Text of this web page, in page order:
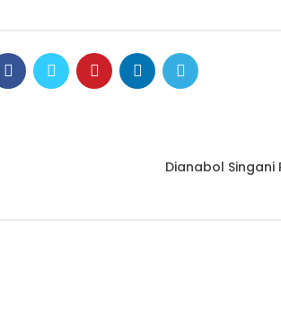
Dianabol